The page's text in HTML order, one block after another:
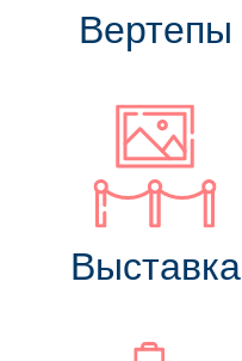
Вертепы
Выставка